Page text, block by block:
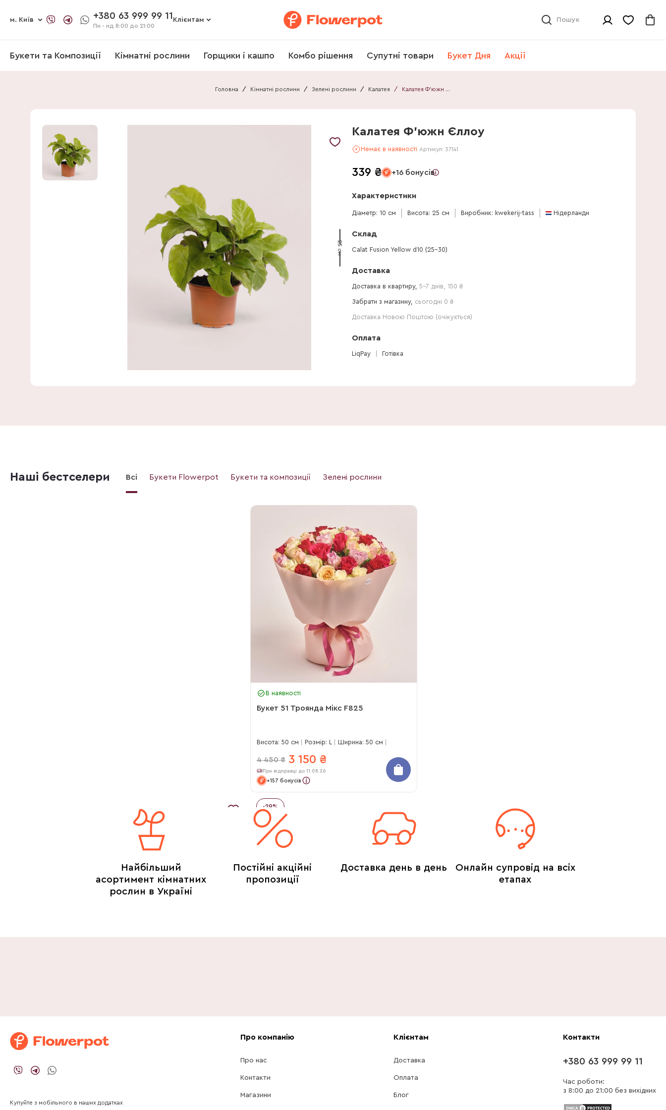
м. Київ +380 63 999 99 11
Пн - нд 8:00 до 21:00
Клієнтам Пошук
Букети та Композиції Кімнатні рослини Горщики і кашпо Комбо рішення Супутні товари Букет Дня Акції
Головна / Кімнатні рослини / Зелені рослини / Калатея / Калатея Ф'южн Єллоу
25 см
Калатея Ф'южн Єллоу
Немає в наявності Артикул: 37141
339 ₴ +16 бонусів
Характеристики
Діаметр: 10 см Висота: 25 см Виробник: kwekerij-tass Нідерланди
Склад
Calat Fusion Yellow d10 (25-30)
Доставка
Доставка в квартиру, 5-7 днів 150 ₴
Забрати з магазину, сьогодні 0 ₴
Доставка Новою Поштою (очікується)
Оплата
LiqPay Готівка
Наші бестселери Всі Букети Flowerpot Букети та композиції Зелені рослини
В наявності
Букет 51 Троянда Мікс F825
Висота: 50 см Розмір: L Ширина: 50 см
4 450 ₴ 3 150 ₴
При відправці до 11.08.26
+157 бонусів
-29%
Найбільший
асортимент кімнатних
рослин в Україні
Постійні акційні
пропозиції
Доставка день в день
Онлайн супровід на всіх
етапах
Купуйте з мобільного в наших додатках
Про компанію
Про нас
Контакти
Магазини
Клієнтам
Доставка
Оплата
Блог
Контакти
+380 63 999 99 11
Час роботи:
з 8:00 до 21:00 без вихідних